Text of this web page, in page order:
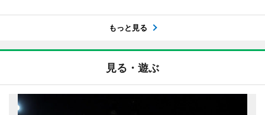
もっと見る
見る・遊ぶ